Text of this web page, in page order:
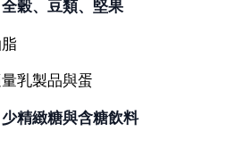
穀、豆類、堅果
乳製品與蛋
精緻糖與含糖飲料